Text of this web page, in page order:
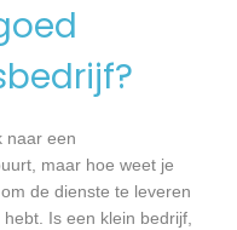
naar een
maar hoe weet je
de dienste te leveren
Is een klein bedrijf,